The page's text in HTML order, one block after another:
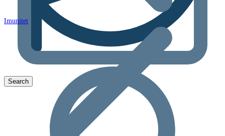
Imunitet